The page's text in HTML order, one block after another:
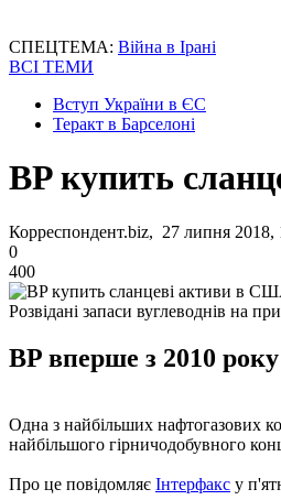
СПЕЦТЕМА: Війна в Ірані
ВСІ ТЕМИ
Вступ України в ЄС
Теракт в Барселоні
BP купить
Корреспондент.biz, 27 липня 2018,
0
400
Розвідані запаси вуглеводнів на
BP вперше з 2010
Одна з найбільших нафтогазових
найбільшого гірничодобувного
Про це повідомляє Інтерфакс у